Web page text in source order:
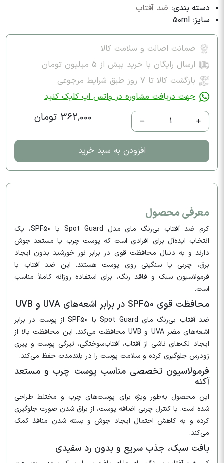
دسته بندی: ضد آفتاب
سایز: 50ml
ضمانت اصالت و سلامت کالا
ارسال رایگان با خرید بیش از 5 میلیون تومان
بازگشت کالا تا ۷ روز طبق شرایط مرجوعی
جهت دریافت مشاوره در واتس اپ کلیک کنید
1 362,000 تومان
افزودن به سبد خرید
معرفی محصول
کرم ضد آفتاب بی‌رنگ مای مدل Spot Guard با SPF50، یک
انتخاب ایده‌آل برای افرادی است که پوست چرب یا مستعد جوش
دارند و به دنبال محافظت قوی در برابر نور خورشید بدون ایجاد
برق، چربی یا سنگینی روی پوست هستند. این ضد آفتاب با
فرمولاسیون سبک و فاقد رنگ، برای استفاده روزانه کاملاً مناسب
است.
محافظت قوی SPF50 در برابر اشعه‌های UVA و UVB
ضد آفتاب بی‌رنگ مای Spot Guard با SPF50 از پوست در برابر
اشعه‌های مضر UVA و UVB محافظت می‌کند. این محافظت بالا از
ایجاد لک‌های ناشی از آفتاب، آفتاب‌سوختگی، تیرگی پوست و پیری
زودرس جلوگیری کرده و سلامت پوست را در بلندمدت حفظ می‌کند.
فرمولاسیون تخصصی مناسب پوست چرب و مستعد
آکنه
این محصول به‌طور ویژه برای پوست‌های چرب و مختلط طراحی
شده است. با کنترل چربی اضافه پوست، از براق شدن صورت جلوگیری
کرده و به کاهش احتمال ایجاد جوش و بسته شدن منافذ کمک
می‌کند.
بافت سبک، جذب سریع و بدون رد سفیدی